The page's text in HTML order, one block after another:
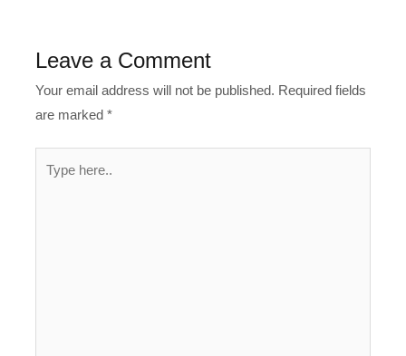
Leave a Comment
Your email address will not be published. Required fields
are marked*